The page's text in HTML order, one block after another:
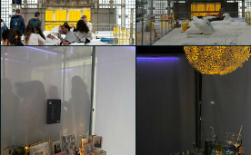
1st (First)
Federica Zane
1st (First)
Filippo Tagliani
1st (First)
1st (First)
Federica